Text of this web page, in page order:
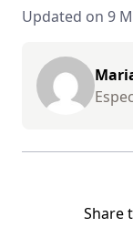
Updated on 9
Share